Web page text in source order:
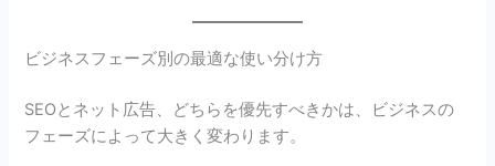
ビジネスフェーズ別の最適な使い分け方
SEOとネット広告、どちらを優先すべきかは、ビジネスの
フェーズによって大きく変わります。